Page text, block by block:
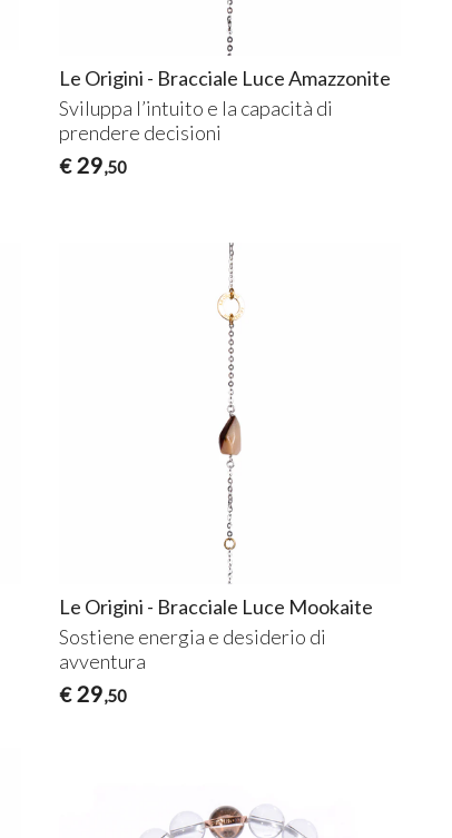
Le Origini - Bracciale Luce Amazzonite
Sviluppa l’intuito e la capacità di
prendere decisioni
€ 29,50
Le Origini - Bracciale Luce Mookaite
Sostiene energia e desiderio di
avventura
€ 29,50